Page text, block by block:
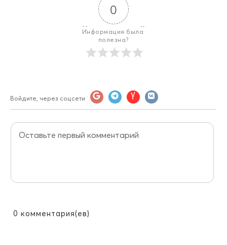
0
Информация была
полезна?
Войдите, через соцсети
0 комментария(ев)